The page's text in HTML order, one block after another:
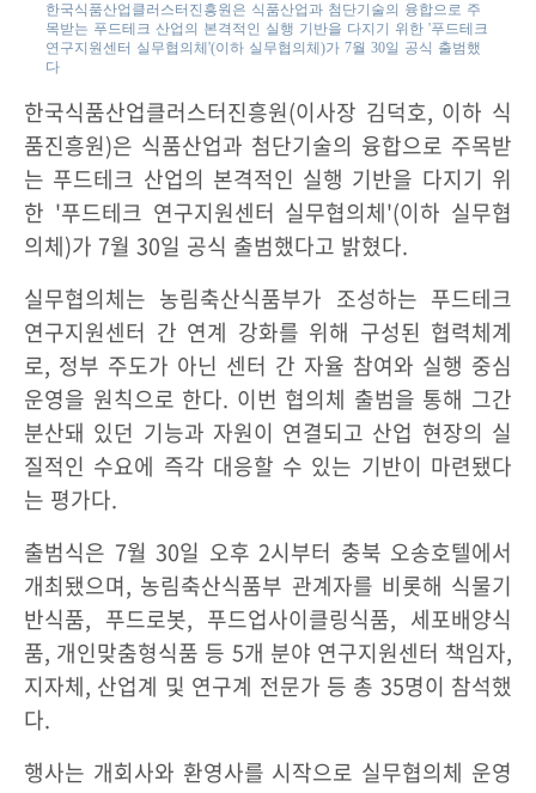
한국식품산업클러스터진흥원은 식품산업과 첨단기술의 융합으로 주
목받는 푸드테크 산업의 본격적인 실행 기반을 다지기 위한 '푸드테크
연구지원센터 실무협의체'(이하 실무협의체)가 7월 30일 공식 출범했
다
한국식품산업클러스터진흥원(이사장 김덕호, 이하 식
품진흥원)은 식품산업과 첨단기술의 융합으로 주목받
는 푸드테크 산업의 본격적인 실행 기반을 다지기 위
한 '푸드테크 연구지원센터 실무협의체'(이하 실무협
의체)가 7월 30일 공식 출범했다고 밝혔다.
실무협의체는 농림축산식품부가 조성하는 푸드테크
연구지원센터 간 연계 강화를 위해 구성된 협력체계
로, 정부 주도가 아닌 센터 간 자율 참여와 실행 중심
운영을 원칙으로 한다. 이번 협의체 출범을 통해 그간
분산돼 있던 기능과 자원이 연결되고 산업 현장의 실
질적인 수요에 즉각 대응할 수 있는 기반이 마련됐다
는 평가다.
출범식은 7월 30일 오후 2시부터 충북 오송호텔에서
개최됐으며, 농림축산식품부 관계자를 비롯해 식물기
반식품, 푸드로봇, 푸드업사이클링식품, 세포배양식
품, 개인맞춤형식품 등 5개 분야 연구지원센터 책임자,
지자체, 산업계 및 연구계 전문가 등 총 35명이 참석했
다.
행사는 개회사와 환영사를 시작으로 실무협의체 운영